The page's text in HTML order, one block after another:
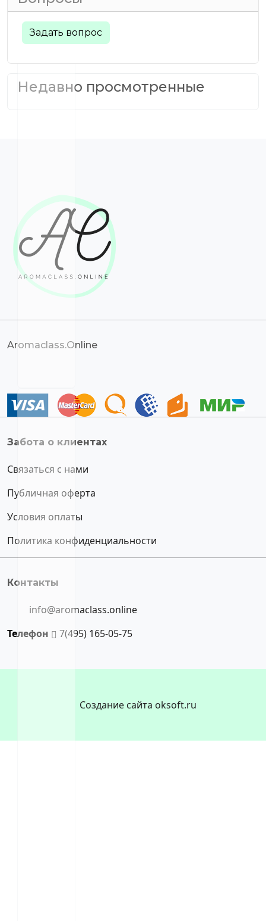
Задать вопрос
Недавно просмотренные
Aromaclass.Online
Забота о клиентах
Связаться с нами
Публичная оферта
Условия оплаты
Политика конфиденциальности
Контакты
info@aromaclass.online
Телефон
7(495) 165-05-75
Создание сайта oksoft.ru